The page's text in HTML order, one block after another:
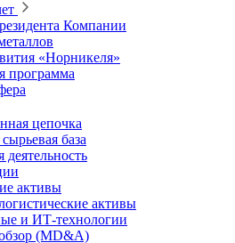
Компании
«Норникеля»
программа
цепочка
сырьевая база
активы
активы
и ИТ‑технологии
(MD&A)